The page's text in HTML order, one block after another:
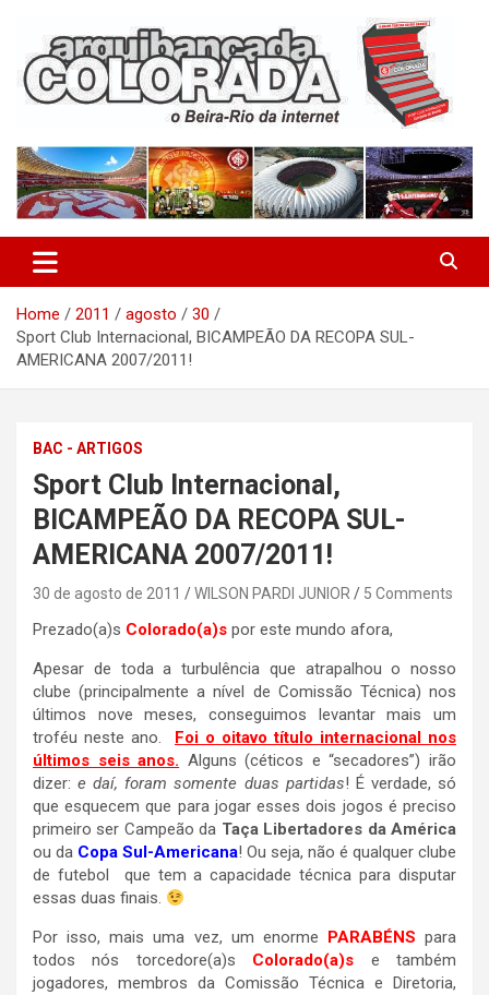
content
Arquibancada Colorada
Home 2011 agosto
30
Sport Club Internacional, BICAMPEÃO DA RECOPA SUL-
AMERICANA 2007/2011!
BAC - ARTIGOS
Sport Club Internacional,
BICAMPEÃO DA RECOPA SUL-
AMERICANA 2007/2011!
30 de agosto de 2011 WILSON PARDI JUNIOR 5 Comments
Prezado(a)s Colorado(a)s por este mundo afora,
Apesar de toda a turbulência que atrapalhou o nosso
clube (principalmente a nível de Comissão Técnica) nos
últimos nove meses, conseguimos levantar mais um
troféu neste ano. Foi o oitavo título internacional nos
últimos seis anos. Alguns (céticos e “secadores”) irão
dizer: e daí, foram somente duas partidas! É verdade, só
que esquecem que para jogar esses dois jogos é preciso
primeiro ser Campeão da Taça Libertadores da América
ou da Copa Sul-Americana! Ou seja, não é qualquer clube
de futebol que tem a capacidade técnica para disputar
essas duas finais.
Por isso, mais uma vez, um enorme PARABÉNS para
todos nós torcedore(a)s Colorado(a)s e também
jogadores, membros da Comissão Técnica e Diretoria,